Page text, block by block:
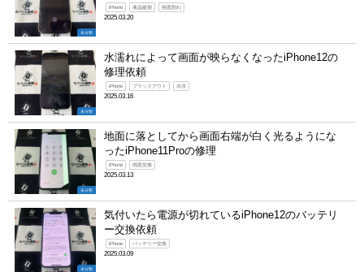
未分類
iPhone 液晶破損 画面割れ
2025.03.20
未分類
水濡れによって画面が映らなくなったiPhone12の
修理依頼
iPhone ブラックアウト 水没
2025.03.16
未分類
地面に落としてから画面右端が白く光るようにな
ったiPhone11Proの修理
iPhone 画面交換
2025.03.13
未分類
気付いたら電源が切れているiPhone12のバッテリ
ー交換依頼
iPhone バッテリー交換
2025.03.09